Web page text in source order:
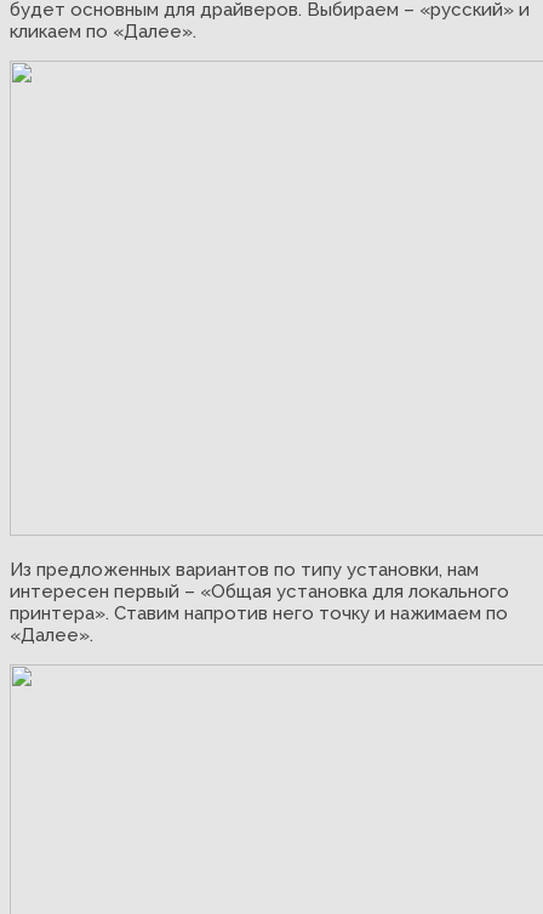
будет основным для драйверов. Выбираем – «русский» и
кликаем по «Далее».
Из предложенных вариантов по типу установки, нам
интересен первый – «Общая установка для локального
принтера». Ставим напротив него точку и нажимаем по
«Далее».